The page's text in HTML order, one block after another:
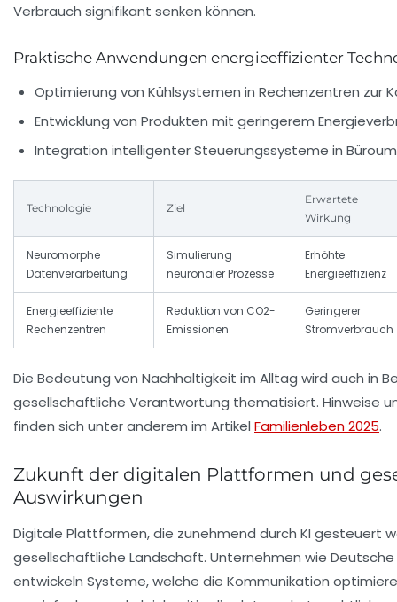
Verbrauch signifikant senken können.
Praktische Anwendungen energieeffizienter
Optimierung von Kühlsystemen in Rechenzentren zur
Entwicklung von Produkten mit geringerem
Integration intelligenter Steuerungssysteme in
Technologie Ziel
Erwartete
Wirkung
Neuromorphe
Datenverarbeitung
Simulierung
neuronaler Prozesse
Erhöhte
Energieeffizienz
Energieeffiziente
Rechenzentren
Reduktion von CO2-
Emissionen
Geringerer
Stromverbrauch
Die Bedeutung von Nachhaltigkeit im Alltag wird auch in
gesellschaftliche Verantwortung thematisiert. Hinweise
finden sich unter anderem im Artikel Familienleben 2025.
Zukunft der digitalen Plattformen und
Auswirkungen
Digitale Plattformen, die zunehmend durch KI gesteuert
gesellschaftliche Landschaft. Unternehmen wie Deutsche
entwickeln Systeme, welche die Kommunikation